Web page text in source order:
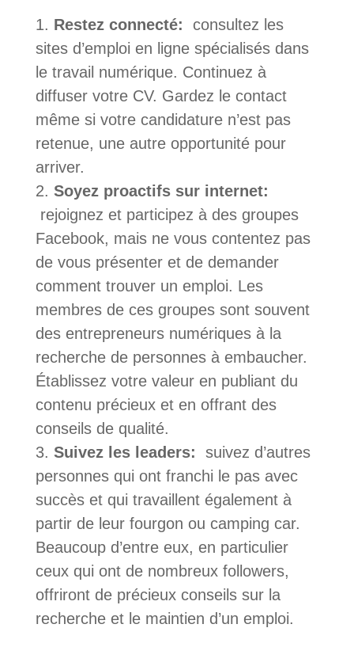
Restez connecté: consultez les
sites d’emploi en ligne spécialisés dans
le travail numérique. Continuez à
diffuser votre CV. Gardez le contact
même si votre candidature n’est pas
retenue, une autre opportunité pour
arriver.
Soyez proactifs sur internet:
rejoignez et participez à des groupes
Facebook, mais ne vous contentez pas
de vous présenter et de demander
comment trouver un emploi. Les
membres de ces groupes sont souvent
des entrepreneurs numériques à la
recherche de personnes à embaucher.
Établissez votre valeur en publiant du
contenu précieux et en offrant des
conseils de qualité.
Suivez les leaders:
suivez d’autres
personnes qui ont franchi le pas avec
succès et qui travaillent également à
partir de leur fourgon ou camping car.
Beaucoup d’entre eux, en particulier
ceux qui ont de nombreux followers,
offriront de précieux conseils sur la
recherche et le maintien d’un emploi.